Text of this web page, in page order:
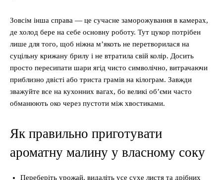
Зовсім інша справа — це сучасне заморожування в камерах,
де холод бере на себе основну роботу. Тут цукор потрібен
лише для того, щоб ніжна м’якоть не перетворилася на
суцільну крижану брилу і не втратила свій колір. Досить
просто пересипати шари ягід чисто символічно, витрачаючи
приблизно двісті або триста грамів на кілограм. Завжди
зважуйте все на кухонних вагах, бо великі об’єми часто
обманюють око через пустоти між хвостиками.
Як правильно приготувати
ароматну малину у власному соку
Переберіть урожай, видаліть усе сухе листя та дрібних